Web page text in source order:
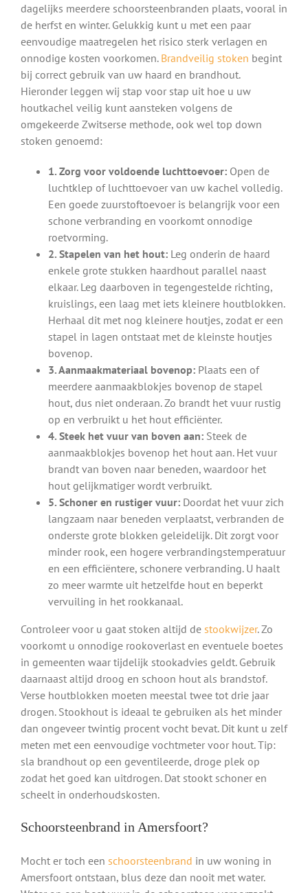
dagelijks meerdere schoorsteenbranden plaats, vooral in
de herfst en winter. Gelukkig kunt u met een paar
eenvoudige maatregelen het risico sterk verlagen en
onnodige kosten voorkomen. Brandveilig stoken begint
bij correct gebruik van uw haard en brandhout.
Hieronder leggen wij stap voor stap uit hoe u uw
houtkachel veilig kunt aansteken volgens de
omgekeerde Zwitserse methode, ook wel top down
stoken genoemd:
1. Zorg voor voldoende luchttoevoer:Open de
luchtklep of luchttoevoer van uw kachel volledig.
Een goede zuurstoftoevoer is belangrijk voor een
schone verbranding en voorkomt onnodige
roetvorming.
2. Stapelen van het hout:Leg onderin de haard
enkele grote stukken haardhout parallel naast
elkaar. Leg daarboven in tegengestelde richting,
kruislings, een laag met iets kleinere houtblokken.
Herhaal dit met nog kleinere houtjes, zodat er een
stapel in lagen ontstaat met de kleinste houtjes
bovenop.
3. Aanmaakmateriaal bovenop:Plaats een of
meerdere aanmaakblokjes bovenop de stapel
hout, dus niet onderaan. Zo brandt het vuur rustig
op en verbruikt u het hout efficiënter.
4. Steek het vuur van boven aan:Steek de
aanmaakblokjes bovenop het hout aan. Het vuur
brandt van boven naar beneden, waardoor het
hout gelijkmatiger wordt verbruikt.
5. Schoner en rustiger vuur:Doordat het vuur zich
langzaam naar beneden verplaatst, verbranden de
onderste grote blokken geleidelijk. Dit zorgt voor
minder rook, een hogere verbrandingstemperatuur
en een efficiëntere, schonere verbranding. U haalt
zo meer warmte uit hetzelfde hout en beperkt
vervuiling in het rookkanaal.
Controleer voor u gaat stoken altijd de stookwijzer. Zo
voorkomt u onnodige rookoverlast en eventuele boetes
in gemeenten waar tijdelijk stookadvies geldt. Gebruik
daarnaast altijd droog en schoon hout als brandstof.
Verse houtblokken moeten meestal twee tot drie jaar
drogen. Stookhout is ideaal te gebruiken als het minder
dan ongeveer twintig procent vocht bevat. Dit kunt u zelf
meten met een eenvoudige vochtmeter voor hout. Tip:
sla brandhout op een geventileerde, droge plek op
zodat het goed kan uitdrogen. Dat stookt schoner en
scheelt in onderhoudskosten.
Schoorsteenbrand in Amersfoort?
Mocht er toch een schoorsteenbrand in uw woning in
Amersfoort ontstaan, blus deze dan nooit met water.